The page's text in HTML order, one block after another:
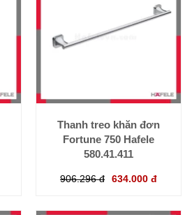
Thanh treo khăn đơn
Fortune 750 Hafele
580.41.411
906.296 đ 634.000 đ